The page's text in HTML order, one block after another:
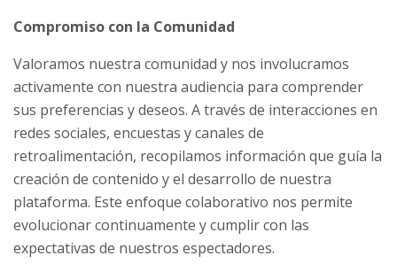
Compromiso con la Comunidad
Valoramos nuestra comunidad y nos involucramos
activamente con nuestra audiencia para comprender
sus preferencias y deseos. A través de interacciones en
redes sociales, encuestas y canales de
retroalimentación, recopilamos información que guía la
creación de contenido y el desarrollo de nuestra
plataforma. Este enfoque colaborativo nos permite
evolucionar continuamente y cumplir con las
expectativas de nuestros espectadores.